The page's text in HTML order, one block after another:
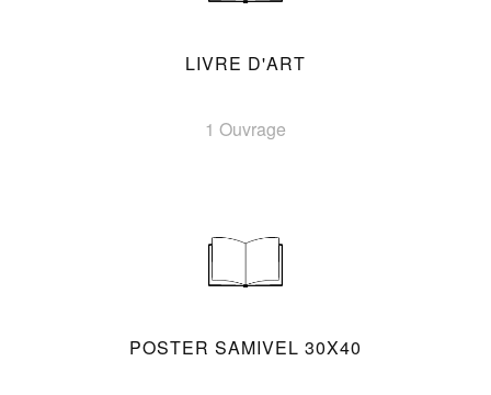
LIVRE D'ART
1 Ouvrage
POSTER SAMIVEL 30X40